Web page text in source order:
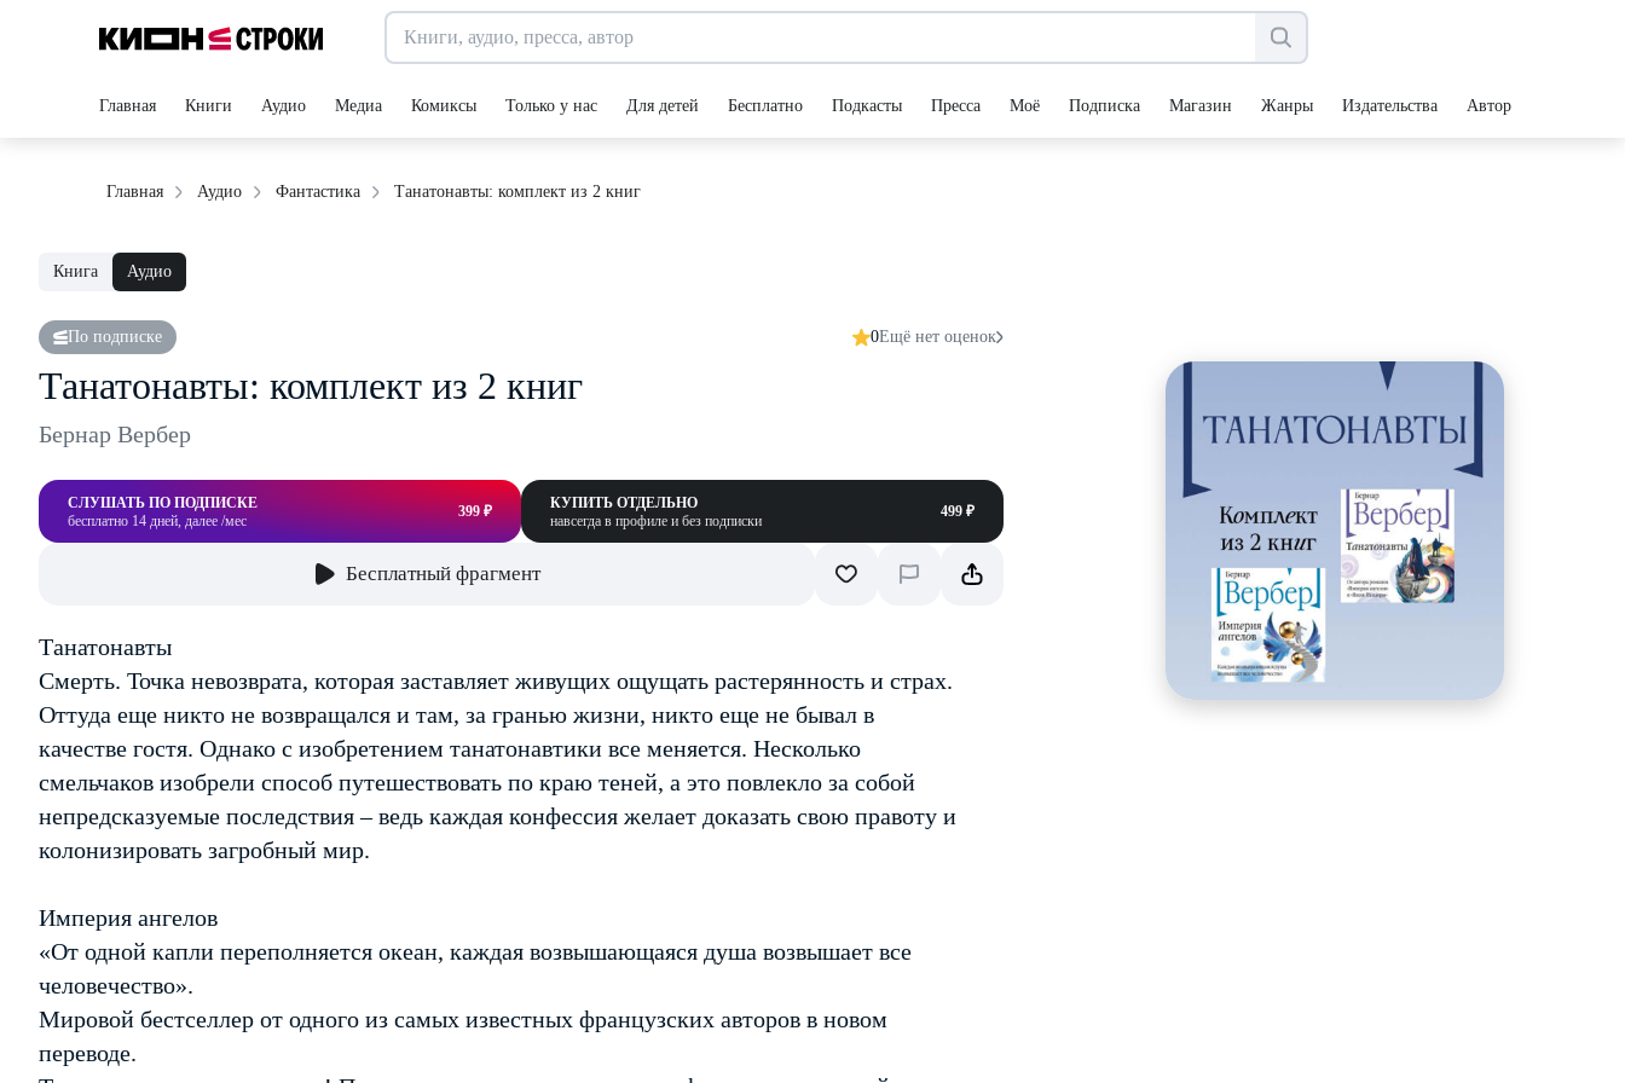
Главная Книги Аудио Медиа Комиксы Только у нас Для детей Бесплатно Подкасты Пресса Моё Подписка Магазин Жанры Издательства Авторы
Главная Аудио Фантастика Танатонавты: комплект из 2 книг
Книга Аудио
По подписке 0Ещё нет оценок
Танатонавты: комплект из 2 книг
Бернар Вербер
СЛУШАТЬ ПО ПОДПИСКЕ
бесплатно 14 дней, далее /мес
399 ₽
КУПИТЬ ОТДЕЛЬНО
навсегда в профиле и без подписки
499 ₽
Бесплатный фрагмент
Танатонавты
Смерть. Точка невозврата, которая заставляет живущих ощущать растерянность и страх.
Оттуда еще никто не возвращался и там, за гранью жизни, никто еще не бывал в
качестве гостя. Однако с изобретением танатонавтики все меняется. Несколько
смельчаков изобрели способ путешествовать по краю теней, а это повлекло за собой
непредсказуемые последствия – ведь каждая конфессия желает доказать свою правоту и
колонизировать загробный мир.
Империя ангелов
«От одной капли переполняется океан, каждая возвышающаяся душа возвышает все
человечество».
Мировой бестселлер от одного из самых известных французских авторов в новом
переводе.